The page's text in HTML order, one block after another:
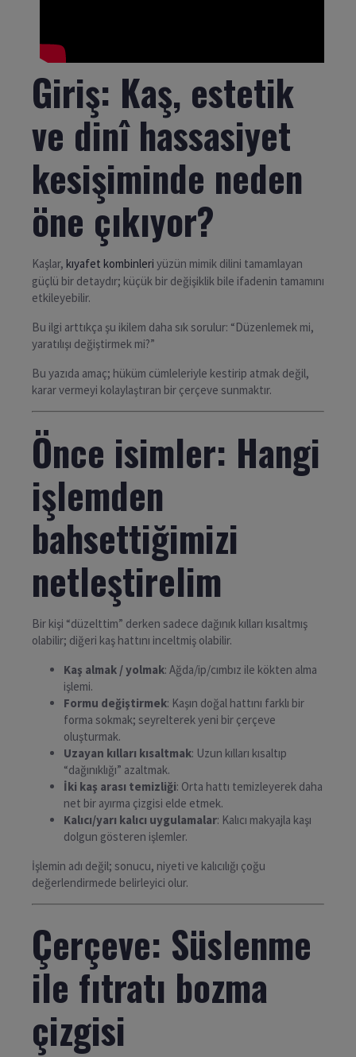
Giriş: Kaş, estetik
ve dinî hassasiyet
kesişiminde neden
öne çıkıyor?
Kaşlar, kıyafet kombinleri yüzün mimik dilini tamamlayan
güçlü bir detaydır; küçük bir değişiklik bile ifadenin tamamını
etkileyebilir.
Bu ilgi arttıkça şu ikilem daha sık sorulur: “Düzenlemek mi,
yaratılışı değiştirmek mi?”
Bu yazıda amaç; hüküm cümleleriyle kestirip atmak değil,
karar vermeyi kolaylaştıran bir çerçeve sunmaktır.
Önce isimler: Hangi
işlemden
bahsettiğimizi
netleştirelim
Bir kişi “düzelttim” derken sadece dağınık kılları kısaltmış
olabilir; diğeri kaş hattını inceltmiş olabilir.
Kaş almak / yolmak: Ağda/ip/cımbız ile kökten alma
işlemi.
Formu değiştirmek: Kaşın doğal hattını farklı bir
forma sokmak; seyrelterek yeni bir çerçeve
oluşturmak.
Uzayan kılları kısaltmak: Uzun kılları kısaltıp
“dağınıklığı” azaltmak.
İki kaş arası temizliği: Orta hattı temizleyerek daha
net bir ayırma çizgisi elde etmek.
Kalıcı/yarı kalıcı uygulamalar: Kalıcı makyajla kaşı
dolgun gösteren işlemler.
İşlemin adı değil; sonucu, niyeti ve kalıcılığı çoğu
değerlendirmede belirleyici olur.
Çerçeve: Süslenme
ile fıtratı bozma
çizgisi